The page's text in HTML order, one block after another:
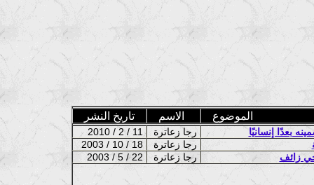
تاريخ النشر الاسم الموضوع
2010 / 2 / 11
بعدًا إنسانيًا
2003 / 10 / 18
2003 / 5 / 22